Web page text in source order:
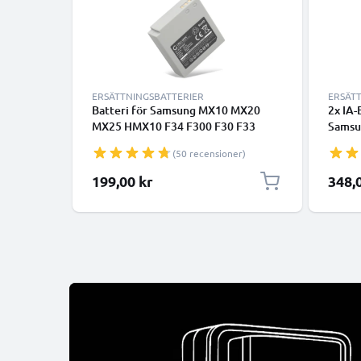
ERSÄTTNINGSBATTERIER
Batteri för Samsung MX10 MX20
MX25 HMX10 F34 F300 F30 F33
CELLONIC
(50 recensioner)
199,00 kr
2x IA-
-